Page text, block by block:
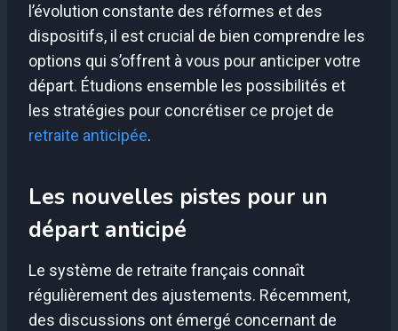
l’évolution constante des réformes et des
dispositifs, il est crucial de bien comprendre les
options qui s’offrent à vous pour anticiper votre
départ. Étudions ensemble les possibilités et
les stratégies pour concrétiser ce projet de
retraite anticipée.
Les nouvelles pistes pour un
départ anticipé
Le système de retraite français connaît
régulièrement des ajustements. Récemment,
des discussions ont émergé concernant de